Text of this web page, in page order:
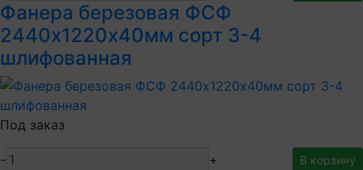
Фанера березовая ФСФ
2440х1220х40мм сорт 3-4
шлифованная
Под заказ
- + В корзину